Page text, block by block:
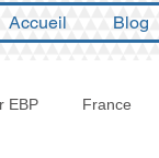
Accueil Blog
EBP France